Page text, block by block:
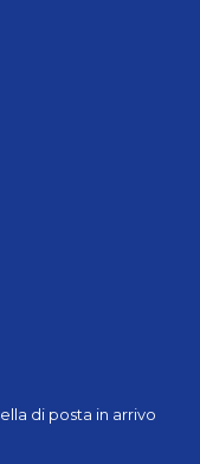
di posta in arrivo